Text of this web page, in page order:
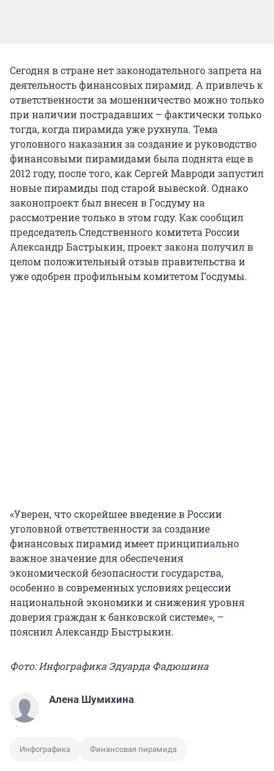
Сегодня в стране нет законодательного запрета на
деятельность финансовых пирамид. А привлечь к
ответственности за мошенничество можно только
при наличии пострадавших – фактически только
тогда, когда пирамида уже рухнула. Тема
уголовного наказания за создание и руководство
финансовыми пирамидами была поднята еще в
2012 году, после того, как Сергей Мавроди запустил
новые пирамиды под старой вывеской. Однако
законопроект был внесен в Госдуму на
рассмотрение только в этом году. Как сообщил
председатель Следственного комитета России
Александр Бастрыкин, проект закона получил в
целом положительный отзыв правительства и
уже одобрен профильным комитетом Госдумы.
«Уверен, что скорейшее введение в России
уголовной ответственности за создание
финансовых пирамид имеет принципиально
важное значение для обеспечения
экономической безопасности государства,
особенно в современных условиях рецессии
национальной экономики и снижения уровня
доверия граждан к банковской системе», –
пояснил Александр Быстрыкин.
Фото: Инфографика Эдуарда Фадюшина
Алена Шумихина
Инфографика Финансовая пирамида